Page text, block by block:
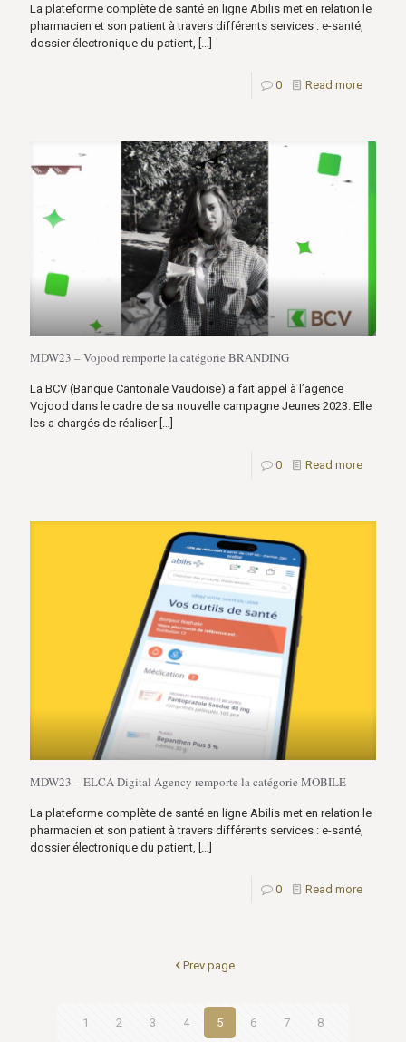
La plateforme complète de santé en ligne Abilis met en relation le
pharmacien et son patient à travers différents services : e-santé,
dossier électronique du patient, […]
0 Read more
MDW23 – Vojood remporte la catégorie BRANDING
La BCV (Banque Cantonale Vaudoise) a fait appel à l’agence
Vojood dans le cadre de sa nouvelle campagne Jeunes 2023. Elle
les a chargés de réaliser[…]
0 Read more
MDW23 – ELCA Digital Agency remporte la catégorie MOBILE
La plateforme complète de santé en ligne Abilis met en relation le
pharmacien et son patient à travers différents services : e-santé,
dossier électronique du patient, […]
0 Read more
Prev page
1 2 3 4 5 6 7 8